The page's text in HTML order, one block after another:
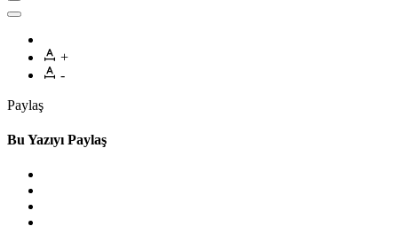
+
-
Paylaş
Bu Yazıyı Paylaş